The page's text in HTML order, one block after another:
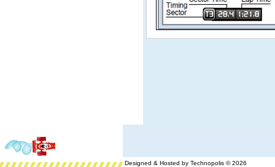
Designed & Hosted by Technopolis © 2026